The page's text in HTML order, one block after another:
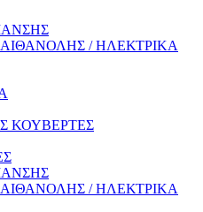
/ ΗΛΕΚΤΡΙΚΑ
ΚΟΥΒΕΡΤΕΣ
/ ΗΛΕΚΤΡΙΚΑ